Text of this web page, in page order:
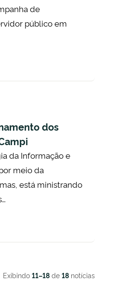
de
público em
dos
da Informação e
meio da
está ministrando
Exibindo 11–18 de 18 notícias